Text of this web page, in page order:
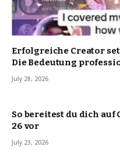
Erfolgreiche Creator
Die Bedeutung
July 28, 2026
So bereitest du dich auf
26 vor
July 23, 2026